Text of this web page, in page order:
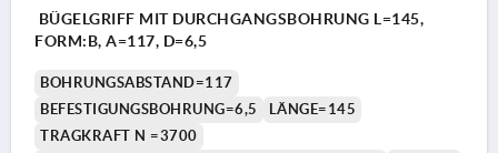
BÜGELGRIFF MIT DURCHGANGSBOHRUNG L=145,
FORM:B, A=117, D=6,5
BOHRUNGSABSTAND=117
BEFESTIGUNGSBOHRUNG=6,5
LÄNGE=145
TRAGKRAFT N =3700